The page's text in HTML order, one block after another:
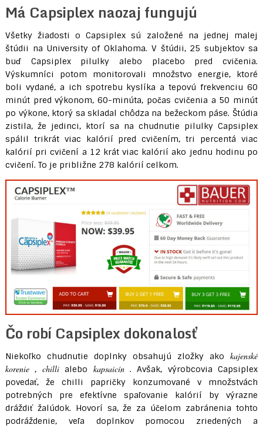
Má Capsiplex naozaj fungujú
Všetky žiadosti o Capsiplex sú založené na jednej malej
štúdii na University of Oklahoma. V štúdii, 25 subjektov sa
buď Capsiplex pilulky alebo placebo pred cvičenia.
Výskumníci potom monitorovali množstvo energie, ktoré
boli vydané, a ich spotrebu kyslíka a tepovú frekvenciu 60
minút pred výkonom, 60-minúta, počas cvičenia a 50 minút
po výkone, ktorý sa skladal chôdza na bežeckom páse. Štúdia
zistila, že jedinci, ktorí sa na chudnutie pilulky Capsiplex
spálil trikrát viac kalórií pred cvičením, tri percentá viac
kalórií pri cvičení a 12 krát viac kalórií ako jednu hodinu po
cvičení. To je približne 278 kalórií celkom.
Čo robí Capsiplex dokonalosť
Niekoľko chudnutie doplnky obsahujú zložky akokajenské
korenie, chillialebo kapsaicín. Avšak, výrobcovia Capsiplex
povedať, že chilli papričky konzumované v množstvách
potrebných pre efektívne spaľovanie kalórií by výrazne
dráždiť žalúdok. Hovorí sa, že za účelom zabránenia tohto
podráždenie, veľa doplnkov pomocou zriedených a